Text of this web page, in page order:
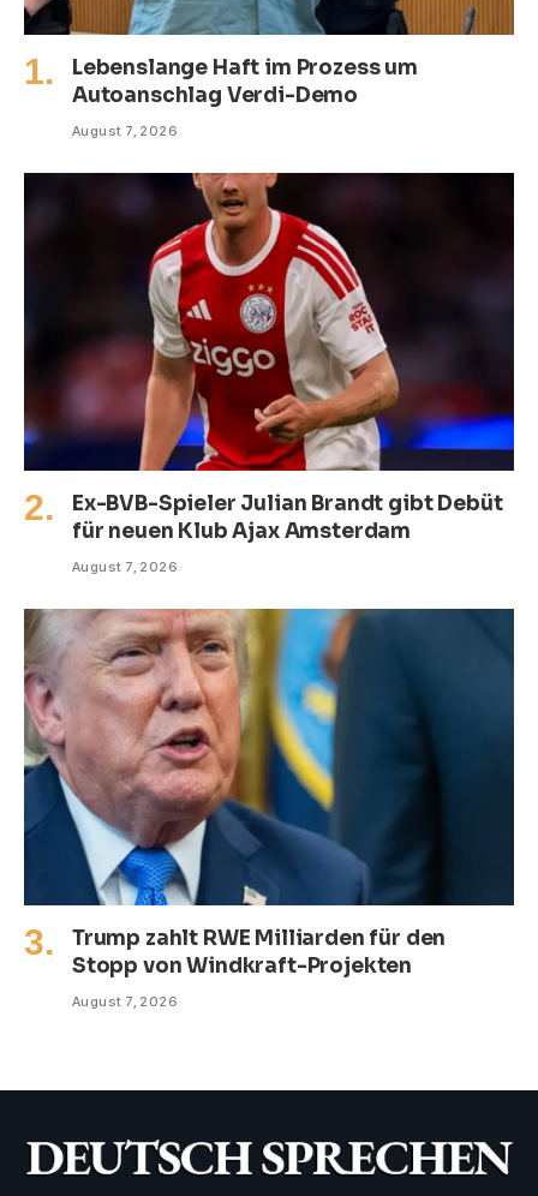
Lebenslange Haft im Prozess um
Autoanschlag Verdi-Demo
August 7, 2026
Ex-BVB-Spieler Julian Brandt gibt Debüt
für neuen Klub Ajax Amsterdam
August 7, 2026
Trump zahlt RWE Milliarden für den
Stopp von Windkraft-Projekten
August 7, 2026